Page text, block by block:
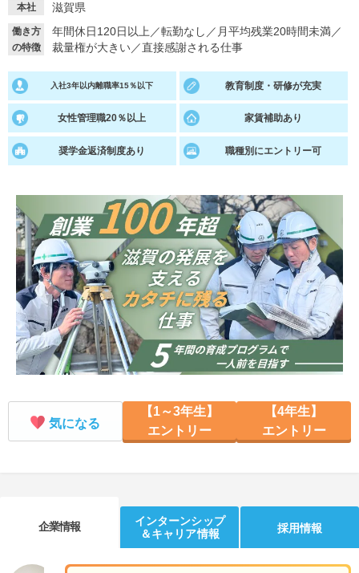
イベントを探す
就活支援 就活コラム
適職診断 就活チャンネル
就活ニュースペーパー
就活時事ニュースを更新
よくある質問
不明点があればこちら
本社 滋賀県
働き方
の特徴
年間休日120日以上 ／転勤なし ／ 月平均残業20時間未満／
裁量権が大きい／直接感謝される仕事
入社3年以内離職率15％以下 教育制度・研修が充実
女性管理職20％以上 家賃補助あり
奨学金返済制度あり 職種別にエントリー可
気になる
【1～3年生】
エントリー
【4年生】
エントリー
企業情報
インターンシップ
＆キャリア情報
採用情報